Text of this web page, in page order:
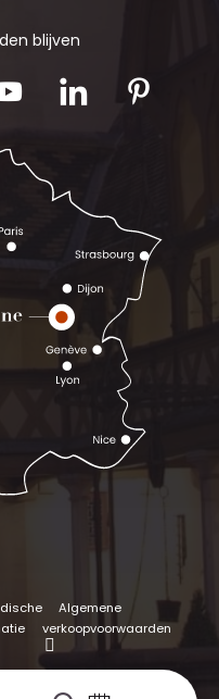
blijven
Algemene
verkoopvoorwaarden